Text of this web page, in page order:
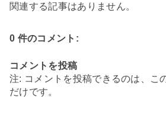
関連する記事はありません。
0 件のコメント:
コメントを投稿
注: コメントを投稿できるのは、こ
だけです。